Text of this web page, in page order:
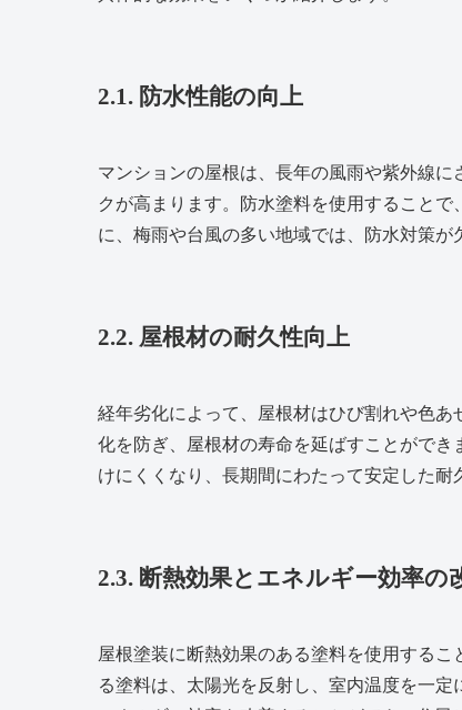
2.1. 防水性能の向上
マンションの屋根は、長年の風雨や紫外線
クが高まります。防水塗料を使用すること
に、梅雨や台風の多い地域では、防水対策が
2.2. 屋根材の耐久性向上
経年劣化によって、屋根材はひび割れや色
化を防ぎ、屋根材の寿命を延ばすことがで
けにくくなり、長期間にわたって安定した耐
2.3. 断熱効果とエネルギー効率の
屋根塗装に断熱効果のある塗料を使用する
る塗料は、太陽光を反射し、室内温度を一